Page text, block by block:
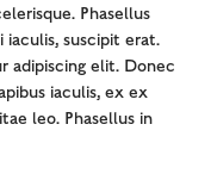
Phasellus
iaculis, suscipit erat.
adipiscing elit. Donec
iaculis, ex ex
leo. Phasellus in